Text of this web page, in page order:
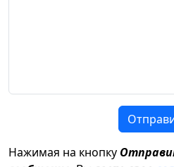
Нажимая на кнопку